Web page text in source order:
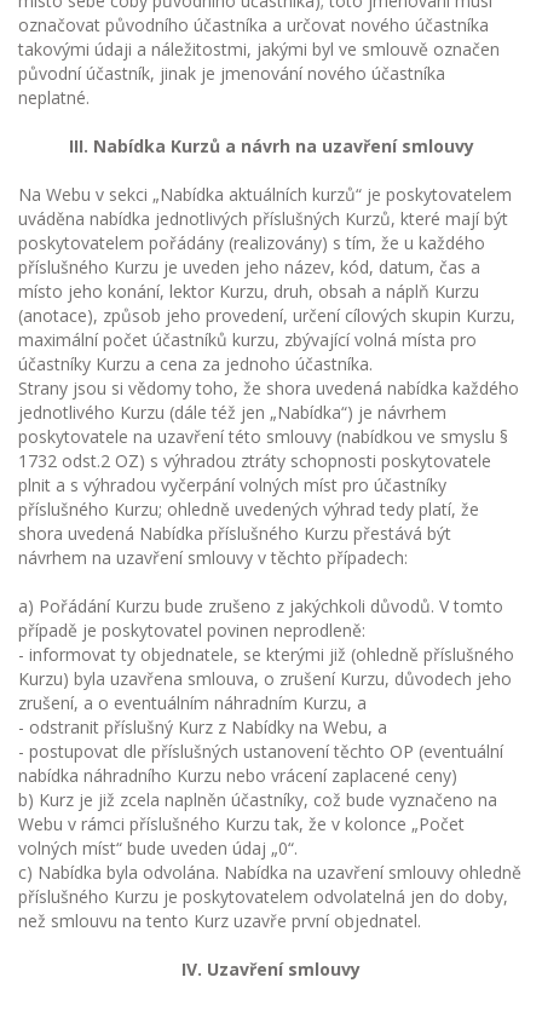
označovat původního účastníka a určovat nového účastníka
takovými údaji a náležitostmi, jakými byl ve smlouvě označen
původní účastník, jinak je jmenování nového účastníka
neplatné.
III. Nabídka Kurzů a návrh na uzavření smlouvy
Na Webu v sekci „Nabídka aktuálních kurzů“ je poskytovatelem
uváděna nabídka jednotlivých příslušných Kurzů, které mají být
poskytovatelem pořádány (realizovány) s tím, že u každého
příslušného Kurzu je uveden jeho název, kód, datum, čas a
místo jeho konání, lektor Kurzu, druh, obsah a náplň Kurzu
(anotace), způsob jeho provedení, určení cílových skupin Kurzu,
maximální počet účastníků kurzu, zbývající volná místa pro
účastníky Kurzu a cena za jednoho účastníka.
Strany jsou si vědomy toho, že shora uvedená nabídka každého
jednotlivého Kurzu (dále též jen „Nabídka“) je návrhem
poskytovatele na uzavření této smlouvy (nabídkou ve smyslu §
1732 odst.2 OZ) s výhradou ztráty schopnosti poskytovatele
plnit a s výhradou vyčerpání volných míst pro účastníky
příslušného Kurzu; ohledně uvedených výhrad tedy platí, že
shora uvedená Nabídka příslušného Kurzu přestává být
návrhem na uzavření smlouvy v těchto případech:
a) Pořádání Kurzu bude zrušeno z jakýchkoli důvodů. V tomto
případě je poskytovatel povinen neprodleně:
- informovat ty objednatele, se kterými již (ohledně příslušného
Kurzu) byla uzavřena smlouva, o zrušení Kurzu, důvodech jeho
zrušení, a o eventuálním náhradním Kurzu, a
- odstranit příslušný Kurz z Nabídky na Webu, a
- postupovat dle příslušných ustanovení těchto OP (eventuální
nabídka náhradního Kurzu nebo vrácení zaplacené ceny)
b) Kurz je již zcela naplněn účastníky, což bude vyznačeno na
Webu v rámci příslušného Kurzu tak, že v kolonce „Počet
volných míst“ bude uveden údaj „0“.
c) Nabídka byla odvolána. Nabídka na uzavření smlouvy ohledně
příslušného Kurzu je poskytovatelem odvolatelná jen do doby,
než smlouvu na tento Kurz uzavře první objednatel.
IV. Uzavření smlouvy